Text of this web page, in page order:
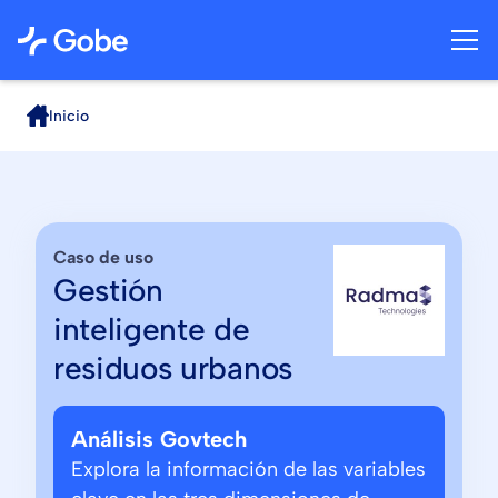
Inicio
Caso de uso
Gestión
inteligente de
residuos urbanos
Análisis Govtech
Explora la información de las variables